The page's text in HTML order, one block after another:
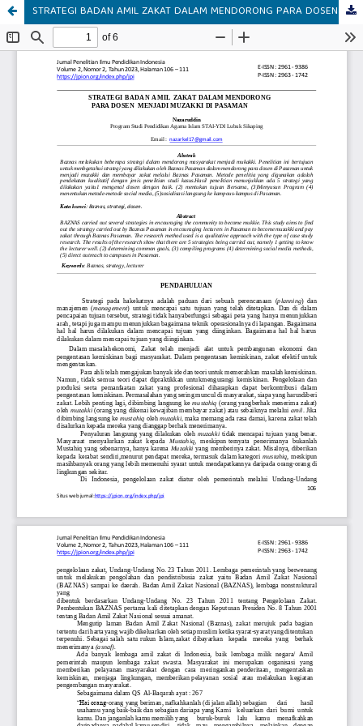
STRATEGI BADAN AMIL ZAKAT DALAM MENDORONG PARA DOSEN MENJADI MUZAKKI DI PASAMAN